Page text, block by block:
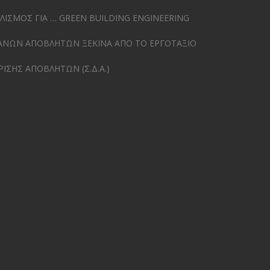
ΓΙΑ … GREEN BUILDING ENGINEERING
ΑΠΟΒΛΗΤΩΝ ΞΕΚΙΝΑ ΑΠΟ ΤΟ ΕΡΓΟΤΑΞΙΟ
ΑΠΟΒΛΗΤΩΝ (Σ.Δ.Α.)